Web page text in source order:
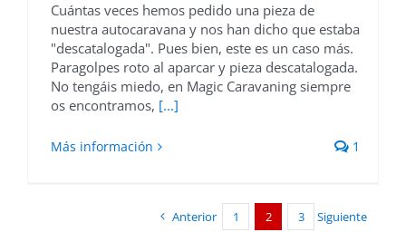
Cuántas veces hemos pedido una pieza de
nuestra autocaravana y nos han dicho que estaba
"descatalogada". Pues bien, este es un caso más.
Paragolpes roto al aparcar y pieza descatalogada.
No tengáis miedo, en Magic Caravaning siempre
os encontramos, [...]
Más información 1
Anterior 1 2 3 Siguiente